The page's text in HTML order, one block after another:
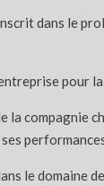
dans le
pour
le domaine